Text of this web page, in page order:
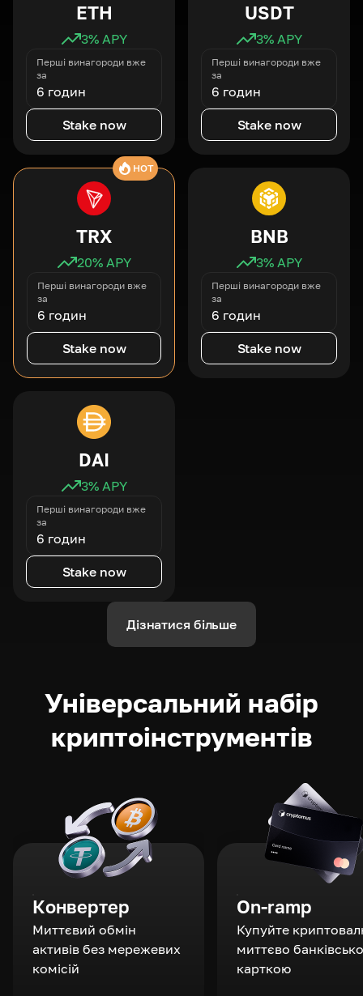
ETH
3% APY
Перші винагороди вже
за
6 годин
Stake now
USDT
3% APY
Перші винагороди вже
за
6 годин
Stake now
HOT
TRX
20% APY
Перші винагороди вже
за
6 годин
Stake now
BNB
3% APY
Перші винагороди вже
за
6 годин
Stake now
DAI
3% APY
Перші винагороди вже
за
6 годин
Stake now
Дізнатися більше
Універсальний набір
криптоінструментів
Конвертер
Миттєвий обмін
активів без мережевих
комісій
On-ramp
Купуйте
миттєво
карткою